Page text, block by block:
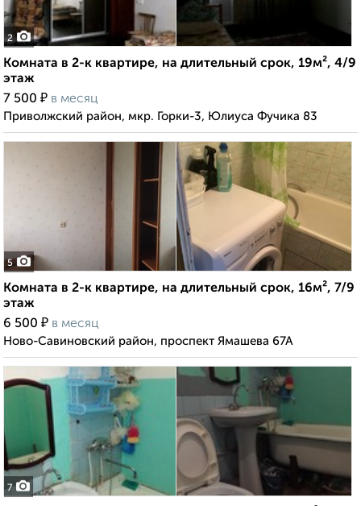
2
Комната в 2-к квартире, на длительный срок, 19м², 4/9
этаж
7 500 ₽ в месяц
Приволжский район, мкр. Горки-3, Юлиуса Фучика 83
5
Комната в 2-к квартире, на длительный срок, 16м², 7/9
этаж
6 500 ₽ в месяц
Ново-Савиновский район, проспект Ямашева 67А
7